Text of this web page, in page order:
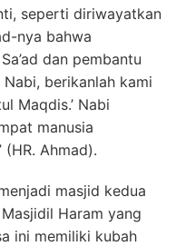
seperti diriwayatkan
nya bahwa
dan pembantu
Nabi, berikanlah kami
Maqdis.’ Nabi
manusia
Ahmad).
masjid kedua
Haram yang
ini memiliki kubah